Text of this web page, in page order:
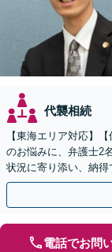
代襲相続
【東海エリア対応】
のお悩みに、弁護士2
状況に寄り添い、納
聞かせください【メ
電話でお問